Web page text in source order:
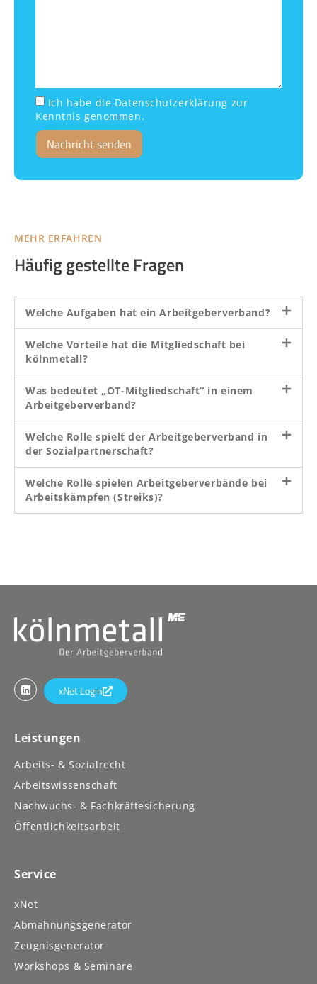
Ich habe die Datenschutzerklärung zur
Kenntnis genommen.
Nachricht senden
MEHR ERFAHREN
Häufig gestellte Fragen
Welche Aufgaben hat ein Arbeitgeberverband?
Welche Vorteile hat die Mitgliedschaft bei
kölnmetall?
Was bedeutet „OT-Mitgliedschaft“ in einem
Arbeitgeberverband?
Welche Rolle spielt der Arbeitgeberverband in
der Sozialpartnerschaft?
Welche Rolle spielen Arbeitgeberverbände bei
Arbeitskämpfen (Streiks)?
xNet Login
Leistungen
Arbeits- & Sozialrecht
Arbeitswissenschaft
Nachwuchs- & Fachkräftesicherung
Öffentlichkeitsarbeit
Service
xNet
Abmahnungsgenerator
Zeugnisgenerator
Workshops & Seminare